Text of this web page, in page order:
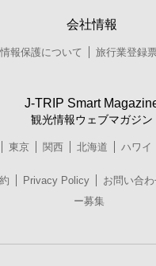
会社情報
報保護について 旅行業登録
J-TRIP Smart
観光情報ウェブマガジン
東京 関西 北海道 ハワイ
Privacy Policy お問い合
ー募集